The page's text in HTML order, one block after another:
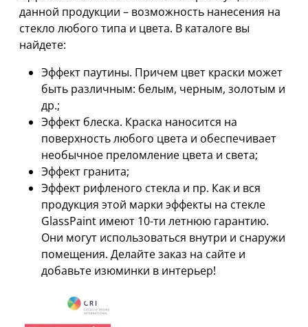
данной продукции – возможность нанесения на
стекло любого типа и цвета. В каталоге вы
найдете:
Эффект паутины. Причем цвет краски может
быть различным: белым, черным, золотым и
др.;
Эффект блеска. Краска наносится на
поверхность любого цвета и обеспечивает
необычное преломление цвета и света;
Эффект гранита;
Эффект рифленого стекла и пр. Как и вся
продукция этой марки эффекты на стекле
GlassPaint имеют 10-ти летнюю гарантию.
Они могут использоваться внутри и снаружи
помещения. Делайте заказ на сайте и
добавьте изюминки в интерьер!